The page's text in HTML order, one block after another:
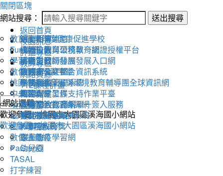
關閉區塊
網站搜尋：
送出搜尋
返回首頁
校園訊息
活動相簿
校內公告
活動影音
教務處
學務處
總務處
輔導室
會計室
人事室
家長會
幼兒園
評鑑專區
111學年度健康促進學校
永續校園與環境教育網
溪海愛閱粉絲團
交通安全評鑑
午餐評鑑
衛生保健工作
人權法治教育網
替代役評鑑網頁
教師專區
線上朝會連結
桃園市教育公務單一認證授權平台
桃園市教師發展發展入口網
桃園市公文整合資訊系統
全國圖書管理系統
教師專業發展支持作業平臺
教育部教育體系單一簽入服務
雲端差勤系統
X學務系統
線上防疫學習網
網路資源
教育雲
Fun學王
學習吧
數位閱讀學習平臺
桃園市永續發展與環境教育輔導團全球資訊網
中央氣象局
環保署綠色生活資訊網
環境教育管理資訊系統
國家環境教育獎
數位讀寫網
PaGamO
TASAL
打字練習
112課程計畫
歡迎參觀：桃園市大園區溪海國小網站
歡迎參觀：桃園市大園區溪海國小網站